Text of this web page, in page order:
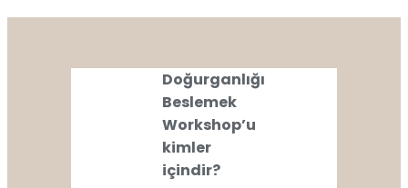
Doğurganlığı
Beslemek
Workshop’u
kimler
içindir?